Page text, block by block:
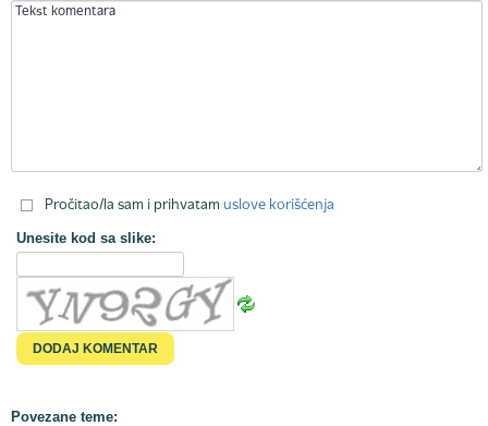
Pročitao/la sam i prihvatam uslove korišćenja
Unesite kod sa slike:
Povezane teme: